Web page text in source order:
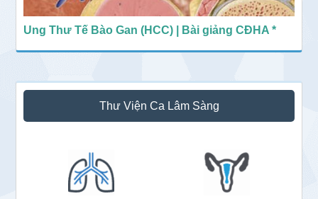
Ung Thư Tế Bào Gan (HCC) | Bài giảng CĐHA *
Thư Viện Ca Lâm Sàng